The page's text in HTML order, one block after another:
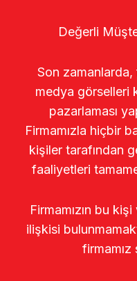
Değerli
Son zamanlarda,
medya görselleri
pazarlaması
Firmamızla hiçbir
kişiler tarafından
faaliyetleri
Firmamızın bu
ilişkisi
firmamız